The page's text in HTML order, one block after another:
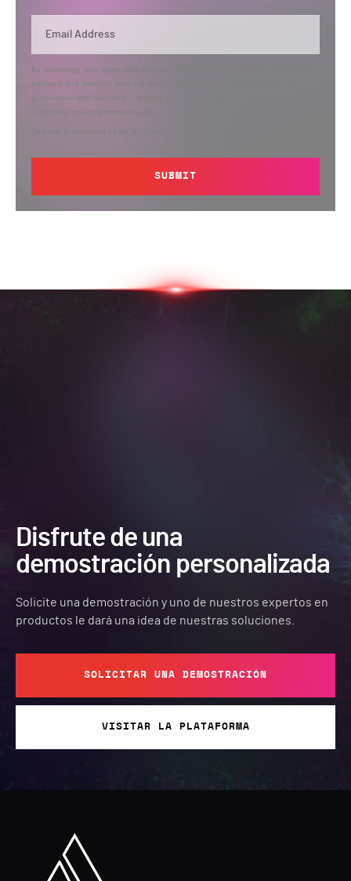
By submitting, you agree that Semperis may send you information regarding its
products and services, and use and process your personal information in
accordance with Semperis’
contacting privacy@semperis.com.
This site is protected by reCAPTCHA.
SUBMIT
Disfrute de una
demostración personalizada
Solicite una demostración y uno de nuestros expertos en
productos le dará una idea de nuestras soluciones.
SOLICITAR UNA DEMOSTRACIÓN
VISITAR LA PLATAFORMA